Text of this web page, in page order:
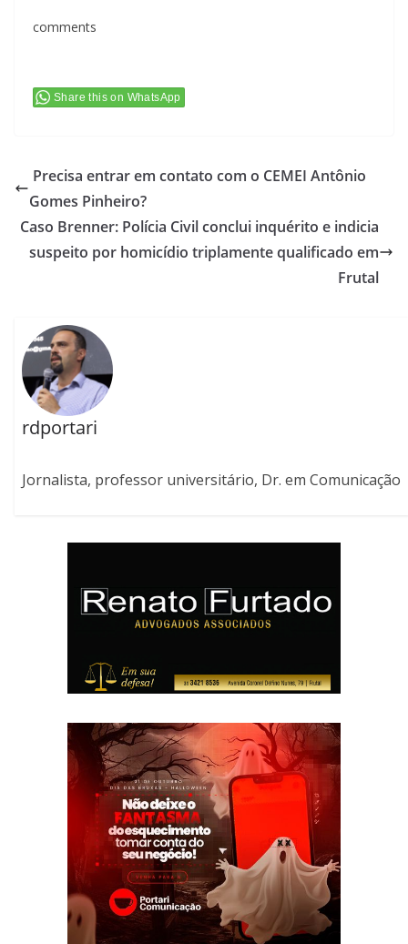
comments
Share this on WhatsApp
Precisa entrar em contato com o CEMEI Antônio
Gomes Pinheiro?
Caso Brenner: Polícia Civil conclui inquérito e indicia
suspeito por homicídio triplamente qualificado em
Frutal
rdportari
Jornalista, professor universitário, Dr. em Comunicação